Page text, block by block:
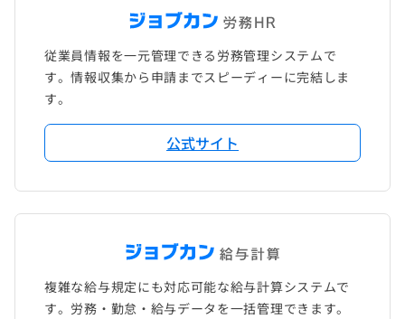
従業員情報を一元管理できる労務管理システムで
す。情報収集から申請までスピーディーに完結しま
す。
公式サイト
複雑な給与規定にも対応可能な給与計算システムで
す。労務・勤怠・給与データを一括管理できます。